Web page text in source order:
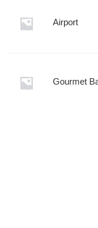
Airport
Gourmet